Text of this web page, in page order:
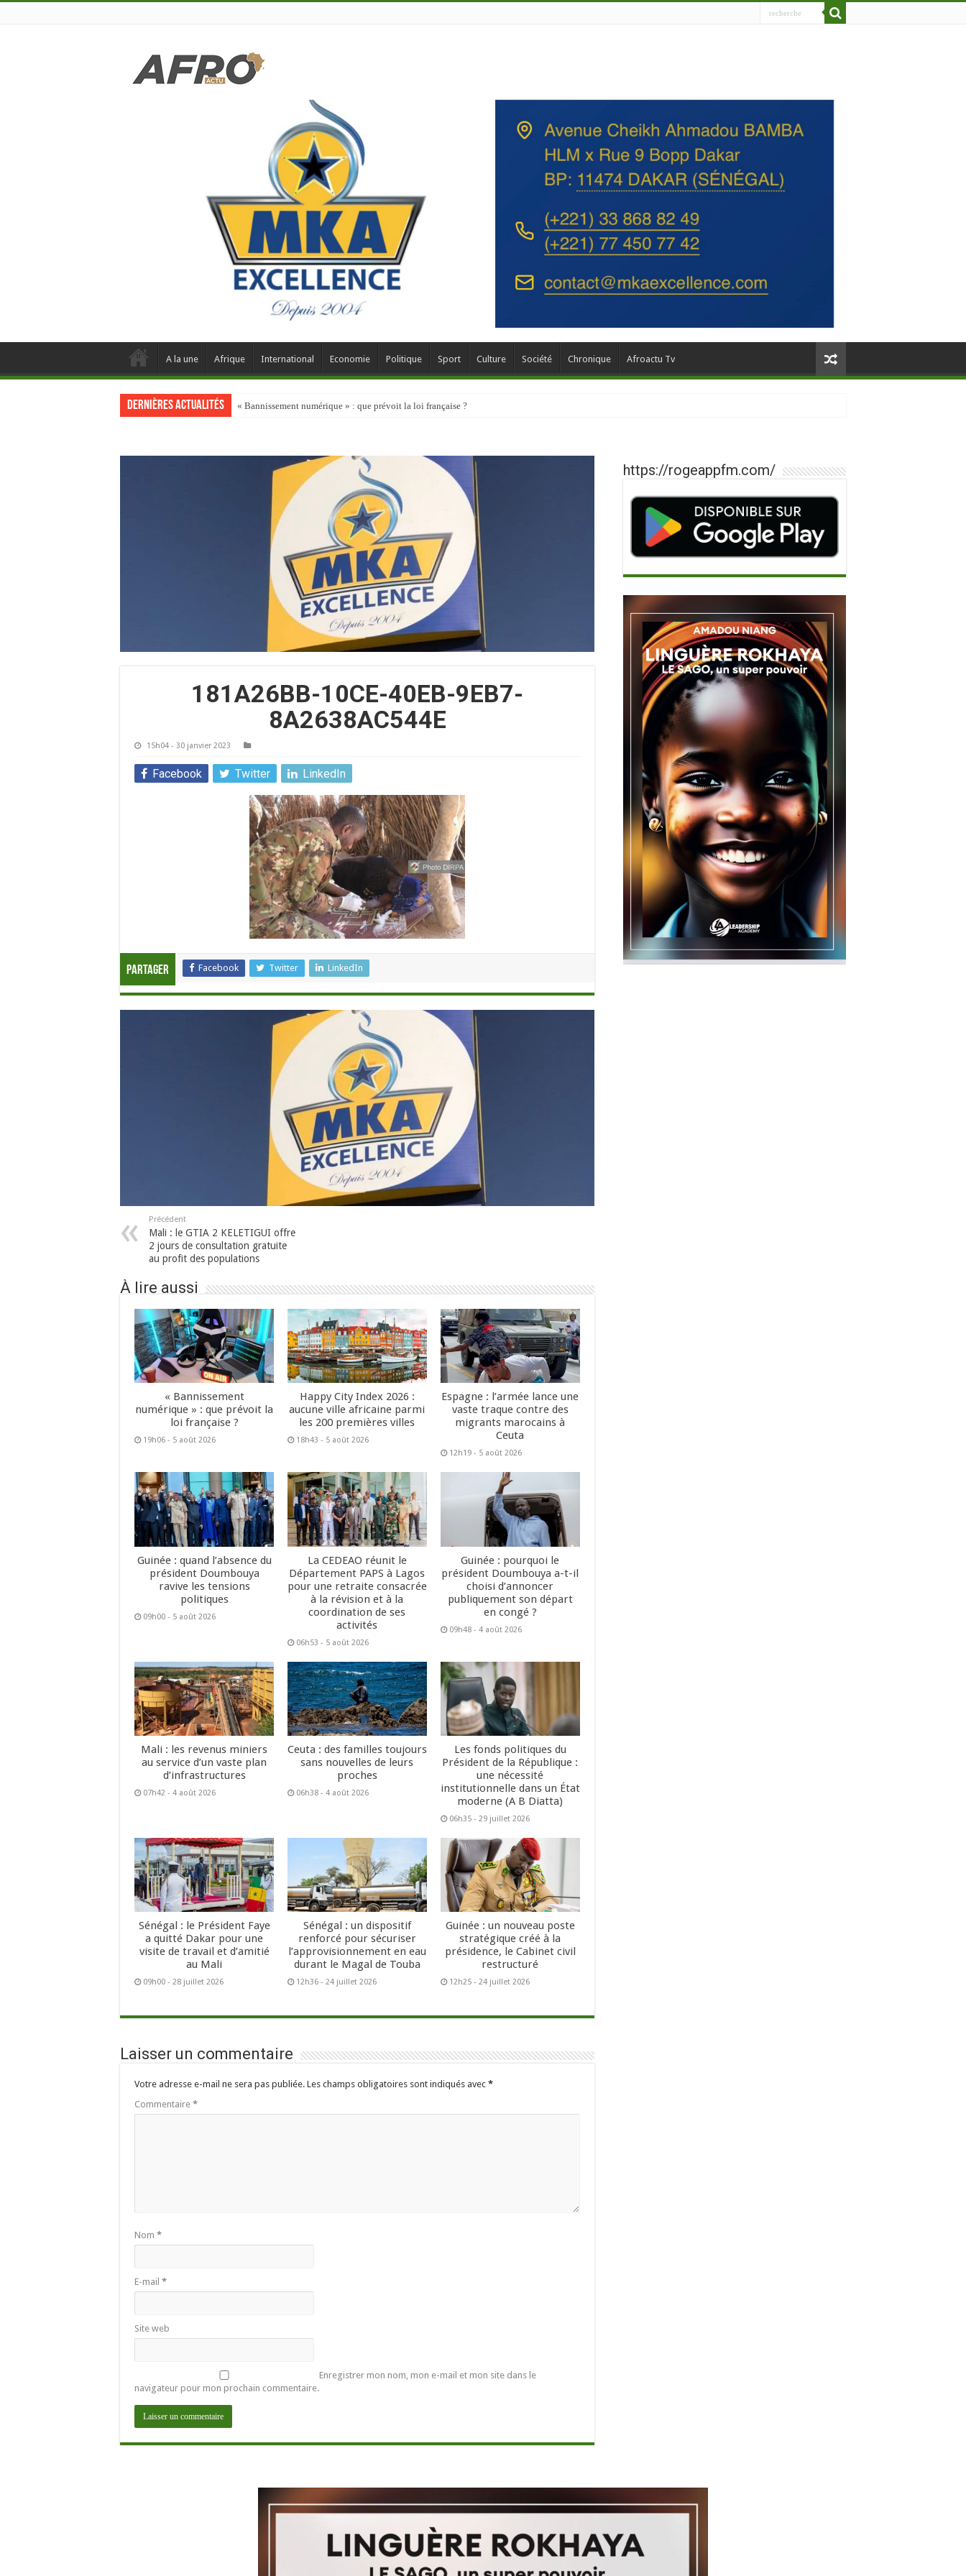
A la une Afrique International Economie Politique Sport Culture Société Chronique Afroactu Tv
Dernières actualités « Bannissement numérique » : que prévoit la loi française ?
181A26BB-10CE-40EB-9EB7-
8A2638AC544E
15h04 - 30 janvier 2023
Facebook Twitter LinkedIn
Partager Facebook Twitter LinkedIn
Précédent
Mali : le GTIA 2 KELETIGUI offre
2 jours de consultation gratuite
au profit des populations
À lire aussi
« Bannissement
numérique » : que prévoit la
loi française ?
19h06 - 5 août 2026
Happy City Index 2026 :
aucune ville africaine parmi
les 200 premières villes
18h43 - 5 août 2026
Espagne : l’armée lance une
vaste traque contre des
migrants marocains à
Ceuta
12h19 - 5 août 2026
Guinée : quand l’absence du
président Doumbouya
ravive les tensions
politiques
09h00 - 5 août 2026
La CEDEAO réunit le
Département PAPS à Lagos
pour une retraite consacrée
à la révision et à la
coordination de ses
activités
06h53 - 5 août 2026
Guinée : pourquoi le
président Doumbouya a-t-il
choisi d’annoncer
publiquement son départ
en congé ?
09h48 - 4 août 2026
Mali : les revenus miniers
au service d’un vaste plan
d’infrastructures
07h42 - 4 août 2026
Ceuta : des familles toujours
sans nouvelles de leurs
proches
06h38 - 4 août 2026
Les fonds politiques du
Président de la République :
une nécessité
institutionnelle dans un État
moderne (A B Diatta)
06h35 - 29 juillet 2026
Sénégal : le Président Faye
a quitté Dakar pour une
visite de travail et d’amitié
au Mali
09h00 - 28 juillet 2026
Sénégal : un dispositif
renforcé pour sécuriser
l’approvisionnement en eau
durant le Magal de Touba
12h36 - 24 juillet 2026
Guinée : un nouveau poste
stratégique créé à la
présidence, le Cabinet civil
restructuré
12h25 - 24 juillet 2026
Laisser un commentaire
Votre adresse e-mail ne sera pas publiée. Les champs obligatoires sont indiqués avec *
Commentaire *
Nom *
E-mail *
Site web
Enregistrer mon nom, mon e-mail et mon site dans le
navigateur pour mon prochain commentaire.
https://rogeappfm.com/